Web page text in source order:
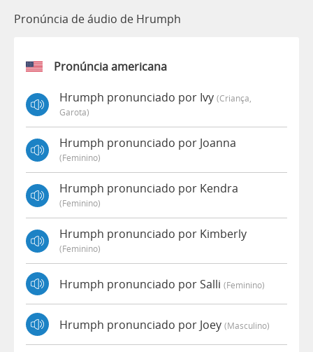
Pronúncia de áudio de Hrumph
Pronúncia americana
Hrumph pronunciado por Ivy (criança,
Garota)
Hrumph pronunciado por Joanna
(feminino)
Hrumph pronunciado por Kendra
(feminino)
Hrumph pronunciado por Kimberly
(feminino)
Hrumph pronunciado por Salli (feminino)
Hrumph pronunciado por Joey (masculino)